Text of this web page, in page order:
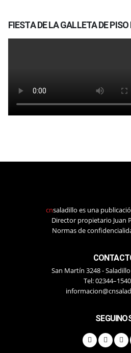
FIESTA DE LA GALLETA DE
cnsaladillo es una
Director propietario Juan
Normas de
San Martín 3248 - Saladillo
Tel: